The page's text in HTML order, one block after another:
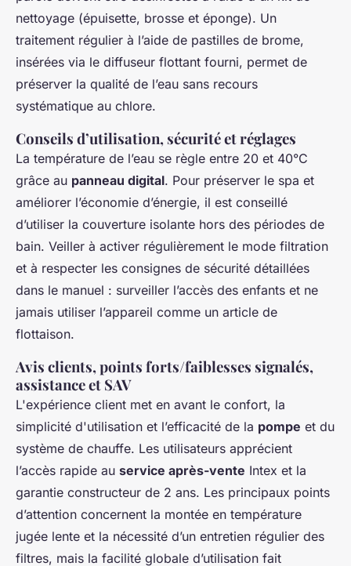
nettoyage (épuisette, brosse et éponge). Un
traitement régulier à l’aide de pastilles de brome,
insérées via le diffuseur flottant fourni, permet de
préserver la qualité de l’eau sans recours
systématique au chlore.
Conseils d’utilisation, sécurité et réglages
La température de l’eau se règle entre 20 et 40°C
grâce au panneau digital. Pour préserver le spa et
améliorer l’économie d’énergie, il est conseillé
d’utiliser la couverture isolante hors des périodes de
bain. Veiller à activer régulièrement le mode filtration
et à respecter les consignes de sécurité détaillées
dans le manuel : surveiller l’accès des enfants et ne
jamais utiliser l’appareil comme un article de
flottaison.
Avis clients, points forts/faiblesses signalés,
assistance et SAV
L'expérience client met en avant le confort, la
simplicité d'utilisation et l’efficacité de la pompe et du
système de chauffe. Les utilisateurs apprécient
l’accès rapide au service après-vente Intex et la
garantie constructeur de 2 ans. Les principaux points
d’attention concernent la montée en température
jugée lente et la nécessité d’un entretien régulier des
filtres, mais la facilité globale d’utilisation fait